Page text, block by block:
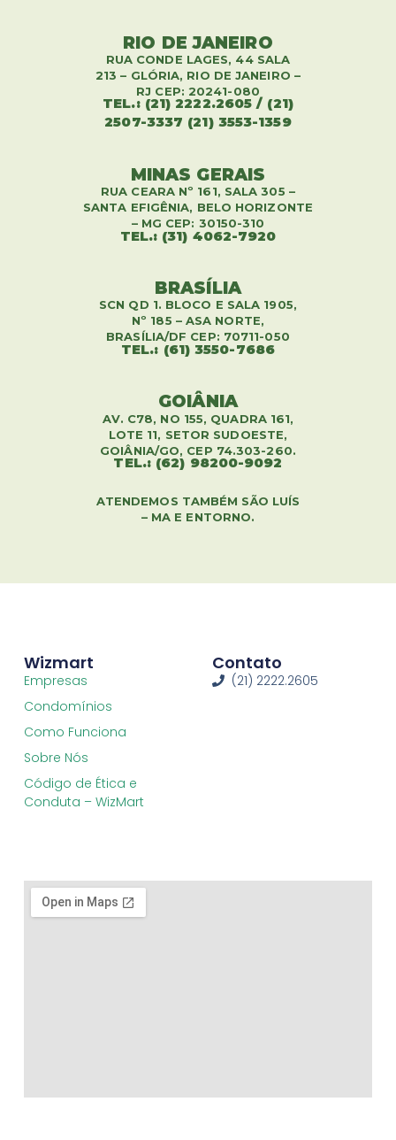
RIO DE JANEIRO
RUA CONDE LAGES, 44 SALA
213 – GLÓRIA, RIO DE JANEIRO –
RJ CEP: 20241-080
TEL.: (21) 2222.2605 / (21)
2507-3337 (21) 3553-1359
MINAS GERAIS
RUA CEARA Nº 161, SALA 305 –
SANTA EFIGÊNIA, BELO HORIZONTE
– MG CEP: 30150-310
TEL.: (31) 4062-7920
BRASÍLIA
SCN QD 1. BLOCO E SALA 1905,
Nº 185 – ASA NORTE,
BRASÍLIA/DF CEP: 70711-050
TEL.: (61) 3550-7686
GOIÂNIA
AV. C78, NO 155, QUADRA 161,
LOTE 11, SETOR SUDOESTE,
GOIÂNIA/GO, CEP 74.303-260.
TEL.: (62) 98200-9092
ATENDEMOS TAMBÉM SÃO LUÍS
– MA E ENTORNO.
Wizmart
Empresas
Condomínios
Como Funciona
Sobre Nós
Código de Ética e
Conduta – WizMart
Contato
(21) 2222.2605